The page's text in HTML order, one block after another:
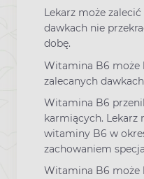
Lekarz może
dawkach nie
dobę.
Witamina B6 może
zalecanych
Witamina B6
karmiących. Lekarz
witaminy B6 w
zachowaniem
Witamina B6 może